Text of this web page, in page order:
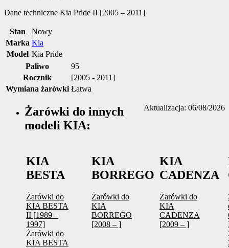
Dane techniczne Kia Pride II [2005 – 2011]
Stan
Nowy
Marka Kia
Model Kia Pride
Paliwo
95
Rocznik
[2005 - 2011]
Wymiana żarówki Łatwa
Aktualizacja: 06/08/2026
Żarówki do innych
modeli KIA:
KIA
BESTA
Żarówki do
KIA BESTA
II [1989 –
1997]
Żarówki do
KIA BESTA
KIA
BORREGO
Żarówki do
KIA
BORREGO
[2008 – ]
KIA
CADENZA
Żarówki do
KIA
CADENZA
[2009 – ]